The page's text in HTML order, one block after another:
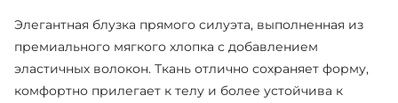
Элегантная блузка прямого силуэта, выполненная из
премиального мягкого хлопка с добавлением
эластичных волокон. Ткань отлично сохраняет форму,
комфортно прилегает к телу и более устойчива к